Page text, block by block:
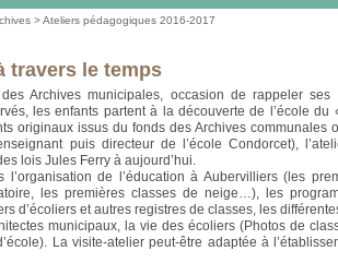
>Ateliers pédagogiques 2016-2017
travers le temps
Archives municipales, occasion de rappeler
les enfants partent à la découverte de l’école
originaux issus du fonds des Archives communales
puis directeur de l’école Condorcet),
lois Jules Ferry à aujourd’hui.
l’organisation de l’éducation à Aubervilliers (les
les premières classes de neige…), les
d’écoliers et autres registres de classes, les
municipaux, la vie des écoliers (Photos de
La visite-atelier peut-être adaptée à